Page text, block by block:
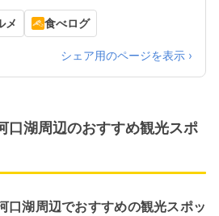
メ 食べログ
シェア用のページを表示 ›
口湖周辺のおすすめ観光スポ
口湖周辺でおすすめの観光スポッ